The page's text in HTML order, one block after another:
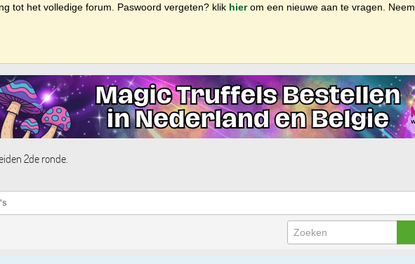
tot het volledige forum. Paswoord vergeten? klik hierom een nieuwe aan te vragen. Neem
2de ronde.